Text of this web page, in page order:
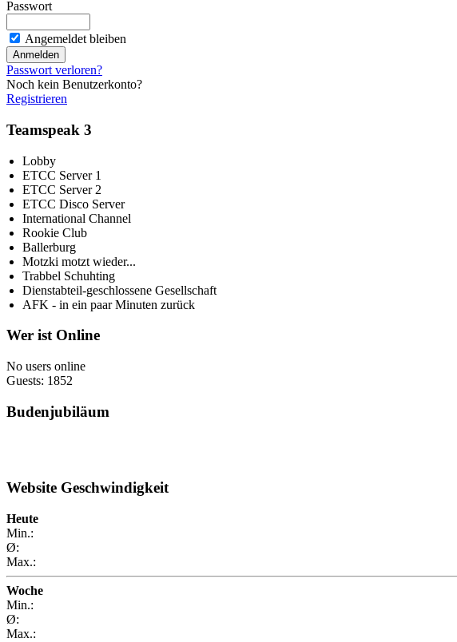
Passwort
Angemeldet bleiben
Passwort verloren?
Noch kein Benutzerkonto?
Registrieren
Teamspeak 3
Lobby
ETCC Server 1
ETCC Server 2
ETCC Disco Server
International Channel
Rookie Club
Ballerburg
Motzki motzt wieder...
Trabbel Schuhting
Dienstabteil-geschlossene Gesellschaft
AFK - in ein paar Minuten zurück
Wer ist Online
No users online
Guests: 1852
Budenjubiläum
Website Geschwindigkeit
Heute
Min.:
Ø:
Max.:
Woche
Min.:
Ø:
Max.: